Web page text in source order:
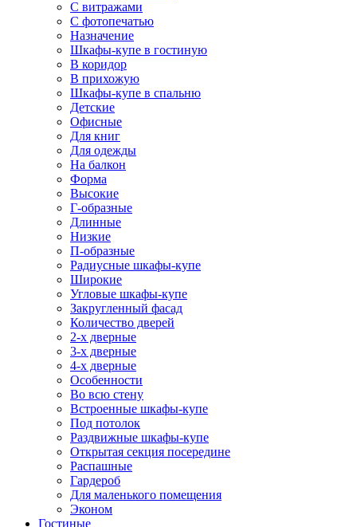
С витражами
С фотопечатью
Назначение
Шкафы-купе в гостиную
В коридор
В прихожую
Шкафы-купе в спальню
Детские
Офисные
Для книг
Для одежды
На балкон
Форма
Высокие
Г-образные
Длинные
Низкие
П-образные
Радиусные шкафы-купе
Широкие
Угловые шкафы-купе
Закругленный фасад
Количество дверей
2-х дверные
3-х дверные
4-х дверные
Особенности
Во всю стену
Встроенные шкафы-купе
Под потолок
Раздвижные шкафы-купе
Открытая секция посередине
Распашные
Гардероб
Для маленького помещения
Эконом
Гостиные